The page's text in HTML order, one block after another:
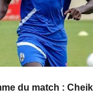
du match :